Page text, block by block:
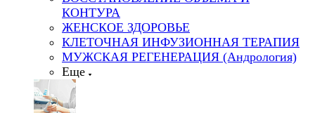
КОНТУРА
ЖЕНСКОЕ ЗДОРОВЬЕ
КЛЕТОЧНАЯ ИНФУЗИОННАЯ ТЕРАПИЯ
МУЖСКАЯ РЕГЕНЕРАЦИЯ (Андрология)
Еще